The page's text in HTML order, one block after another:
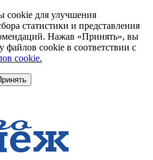
cookie для улучшения
статистики и представления
Нажав «Принять», вы
файлов cookie в соответствии с
cookie.